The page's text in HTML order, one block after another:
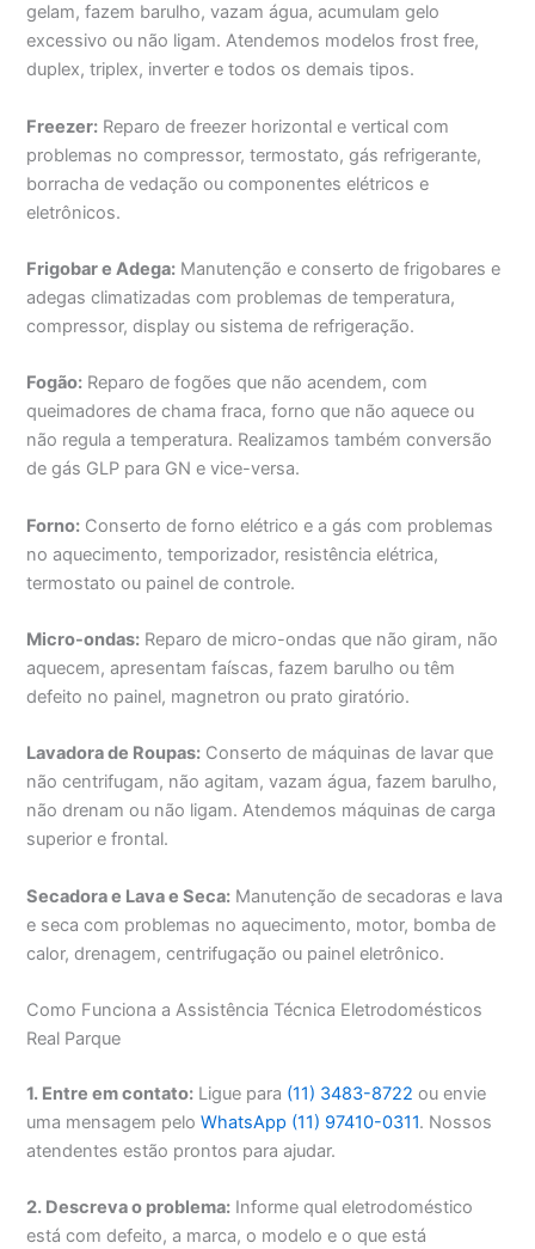
gelam, fazem barulho, vazam água, acumulam gelo
excessivo ou não ligam. Atendemos modelos frost free,
duplex, triplex, inverter e todos os demais tipos.
Freezer: Reparo de freezer horizontal e vertical com
problemas no compressor, termostato, gás refrigerante,
borracha de vedação ou componentes elétricos e
eletrônicos.
Frigobar e Adega: Manutenção e conserto de frigobares e
adegas climatizadas com problemas de temperatura,
compressor, display ou sistema de refrigeração.
Fogão: Reparo de fogões que não acendem, com
queimadores de chama fraca, forno que não aquece ou
não regula a temperatura. Realizamos também conversão
de gás GLP para GN e vice-versa.
Forno: Conserto de forno elétrico e a gás com problemas
no aquecimento, temporizador, resistência elétrica,
termostato ou painel de controle.
Micro-ondas: Reparo de micro-ondas que não giram, não
aquecem, apresentam faíscas, fazem barulho ou têm
defeito no painel, magnetron ou prato giratório.
Lavadora de Roupas: Conserto de máquinas de lavar que
não centrifugam, não agitam, vazam água, fazem barulho,
não drenam ou não ligam. Atendemos máquinas de carga
superior e frontal.
Secadora e Lava e Seca: Manutenção de secadoras e lava
e seca com problemas no aquecimento, motor, bomba de
calor, drenagem, centrifugação ou painel eletrônico.
Como Funciona a Assistência Técnica Eletrodomésticos
Real Parque
1. Entre em contato: Ligue para (11) 3483-8722 ou envie
uma mensagem peloWhatsApp (11) 97410-0311. Nossos
atendentes estão prontos para ajudar.
2. Descreva o problema: Informe qual eletrodoméstico
está com defeito, a marca, o modelo e o que está